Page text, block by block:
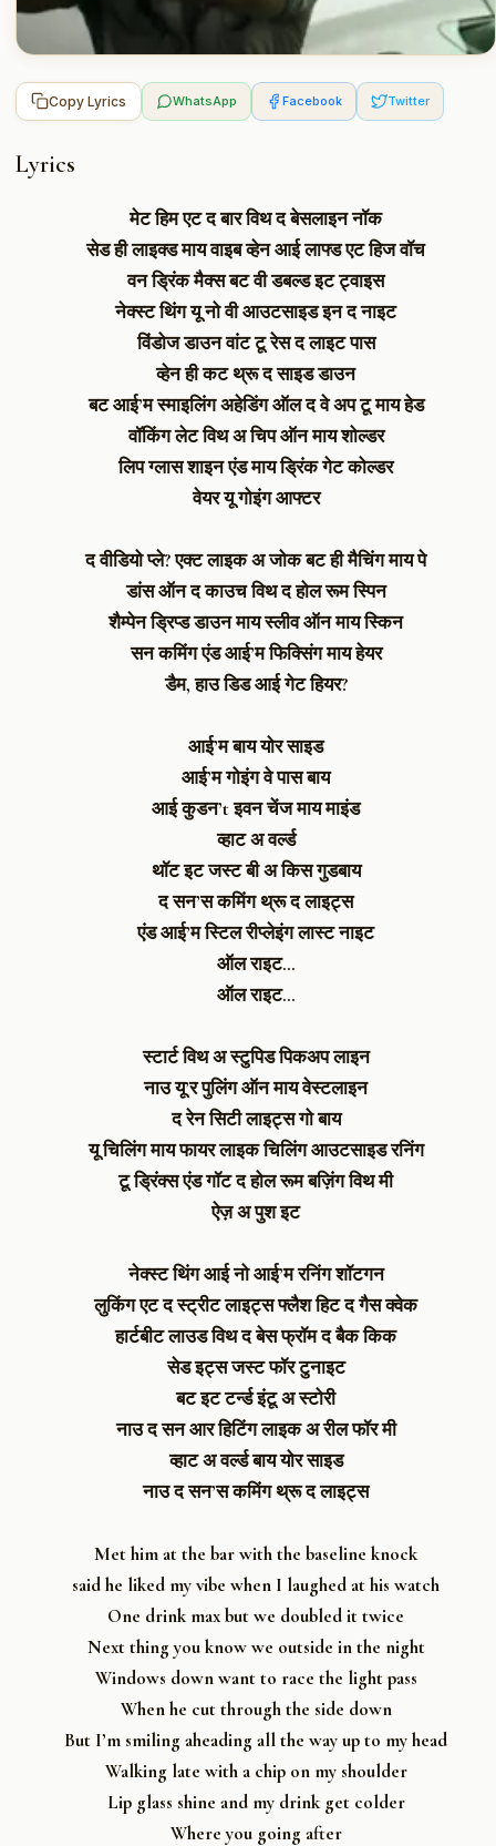
Copy Lyrics WhatsApp Facebook Twitter
Lyrics
मेट हिम एट द बार विथ द बेसलाइन नॉक
सेड ही लाइक्ड माय वाइब व्हेन आई लाफ्ड एट हिज वॉच
वन ड्रिंक मैक्स बट वी डबल्ड इट ट्वाइस
नेक्स्ट थिंग यू नो वी आउटसाइड इन द नाइट
विंडोज डाउन वांट टू रेस द लाइट पास
व्हेन ही कट थ्रू द साइड डाउन
बट आई’म स्माइलिंग अहेडिंग ऑल द वे अप टू माय हेड
वॉकिंग लेट विथ अ चिप ऑन माय शोल्डर
लिप ग्लास शाइन एंड माय ड्रिंक गेट कोल्डर
वेयर यू गोइंग आफ्टर
द वीडियो प्ले?एक्ट लाइक अ जोक बट ही मैचिंग माय पे
डांस ऑन द काउच विथ द होल रूम स्पिन
शैम्पेन ड्रिप्ड डाउन माय स्लीव ऑन माय स्किन
सन कमिंग एंड आई’म फिक्सिंग माय हेयर
डैम,हाउ डिड आई गेट हियर?
आई’म बाय योर साइड
आई’म गोइंग वे पास बाय
आई कुडन’tइवन चेंज माय माइंड
व्हाट अ वर्ल्ड
थॉट इट जस्ट बी अ किस गुडबाय
द सन’स कमिंग थ्रू द लाइट्स
एंड आई’म स्टिल रीप्लेइंग लास्ट नाइट
ऑल राइट…
ऑल राइट…
स्टार्ट विथ अ स्टुपिड पिकअप लाइन
नाउ यू’र पुलिंग ऑन माय वेस्टलाइन
द रेन सिटी लाइट्स गो बाय
यू चिलिंग माय फायर लाइक चिलिंग आउटसाइड रनिंग
टू ड्रिंक्स एंड गॉट द होल रूम बज़िंग विथ मी
ऐज़ अ पुश इट
नेक्स्ट थिंग आई नो आई’म रनिंग शॉटगन
लुकिंग एट द स्ट्रीट लाइट्स फ्लैश हिट द गैस क्वेक
हार्टबीट लाउड विथ द बेस फ्रॉम द बैक किक
सेड इट्स जस्ट फॉर टुनाइट
बट इट टर्न्ड इंटू अ स्टोरी
नाउ द सन आर हिटिंग लाइक अ रील फॉर मी
व्हाट अ वर्ल्ड बाय योर साइड
नाउ द सन’स कमिंग थ्रू द लाइट्स
Met him at the bar with the baseline knock
said he liked my vibe when I laughed at his watch
One drink max but we doubled it twice
Next thing you know we outside in the night
Windows down want to race the light pass
When he cut through the side down
But I’m smiling aheading all the way up to my head
Walking late with a chip on my shoulder
Lip glass shine and my drink get colder
Where you going after